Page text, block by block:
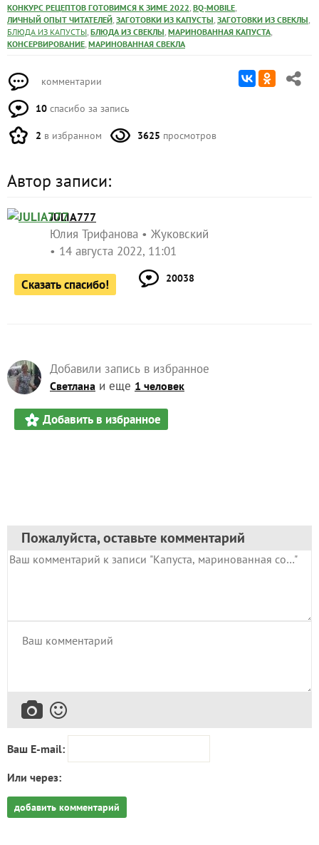
Хотите каждый день получать полезные советы и
идеи для дачи?Подпишитесь на насв телеграмеили
мессенджере Max!
Это может быть полезным:
Капуста на зиму
Как быстро и легко замариновать на зиму капусту
КОНКУРС РЕЦЕПТОВ ГОТОВИМСЯ К ЗИМЕ 2022
БЛЮДА ИЗ КАПУСТЫ
КОНСЕРВИРОВАНИЕ,МАРИНОВАННАЯ СВЕКЛА
комментарии
10спасибо за запись
Автор записи:
JULIA777
Юлия Трифанова
Жуковский
14 августа 2022, 11:01
Добавили запись в избранное
Светланаи еще1 человек
Пожалуйста, оставьте комментарий